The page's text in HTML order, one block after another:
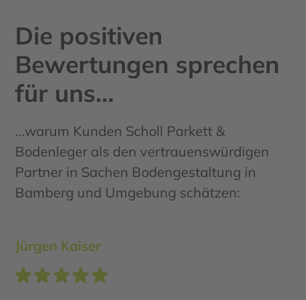
Die positiven
Bewertungen sprechen
für uns...
...warum Kunden Scholl Parkett &
Bodenleger als den vertrauenswürdigen
Partner in Sachen Bodengestaltung in
Bamberg und Umgebung schätzen:
Jürgen Kaiser